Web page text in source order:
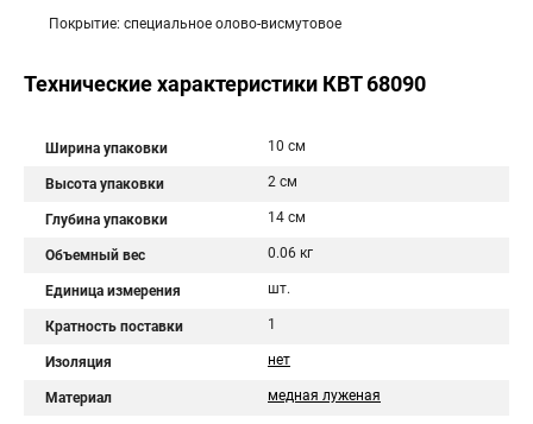
Покрытие: специальное олово-висмутовое
Технические характеристики КВТ 68090
Ширина упаковки 10 см
Высота упаковки 2 см
Глубина упаковки 14 см
Объемный вес 0.06 кг
Единица измерения шт.
Кратность поставки 1
Изоляция нет
Материал медная луженая